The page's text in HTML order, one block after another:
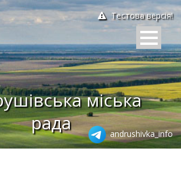
Тестова версія!
міська
рада
andrushivka_info